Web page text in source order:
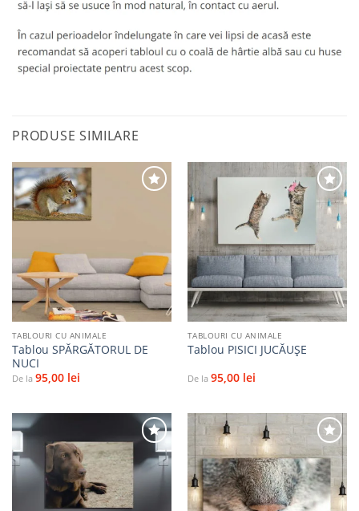
PRODUSE SIMILARE
favorite
TABLOURI CU ANIMALE
Tablou SPĂRGĂTORUL DE
NUCI
De la 95,00 lei
Adaugă
favorite
TABLOURI CU ANIMALE
Tablou PISICI JUCĂUŞE
De la 95,00 lei
Adaugă
favorite
Adaugă
la
favorite